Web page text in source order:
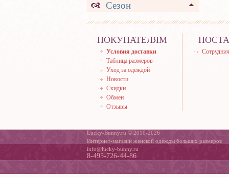
Сезон
ПОКУПАТЕЛЯМ
Условия доставки
Таблица размеров
Уход за одеждой
Новости
Скидки
Обмен
Отзывы
Lucky-Bunny.ru © 2010-2026
Интернет-магазин женской одежды больших размеров
info@lucky-bunny.ru
8-495-726-44-86